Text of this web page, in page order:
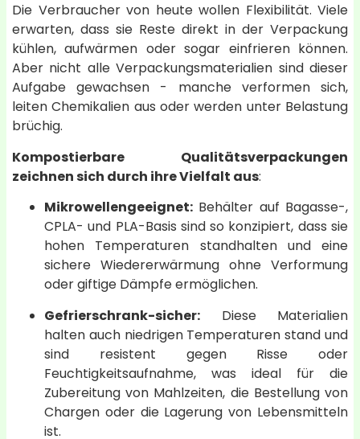
Die Verbraucher von heute wollen Flexibilität. Viele
erwarten, dass sie Reste direkt in der Verpackung
kühlen, aufwärmen oder sogar einfrieren können.
Aber nicht alle Verpackungsmaterialien sind dieser
Aufgabe gewachsen - manche verformen sich,
leiten Chemikalien aus oder werden unter Belastung
brüchig.
Kompostierbare Qualitätsverpackungen
zeichnen sich durch ihre Vielfalt aus:
Mikrowellengeeignet: Behälter auf Bagasse-,
CPLA- und PLA-Basis sind so konzipiert, dass sie
hohen Temperaturen standhalten und eine
sichere Wiedererwärmung ohne Verformung
oder giftige Dämpfe ermöglichen.
Gefrierschrank-sicher: Diese Materialien
halten auch niedrigen Temperaturen stand und
sind resistent gegen Risse oder
Feuchtigkeitsaufnahme, was ideal für die
Zubereitung von Mahlzeiten, die Bestellung von
Chargen oder die Lagerung von Lebensmitteln
ist.